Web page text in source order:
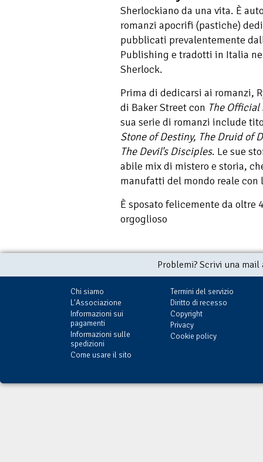
Sherlockiano da una vita. È
romanzi apocrifi (pastiche)
pubblicati prevalentemente
Publishing e tradotti in Italia
Sherlock.
Prima di dedicarsi ai romanzi,
di Baker Street con The Official
sua serie di romanzi include
Stone of Destiny, The Druid of
The Devil's Disciples. Le sue
abile mix di mistero e storia,
manufatti del mondo reale con
È sposato felicemente da oltre
orgoglioso
Problemi? Scrivi una
Chi siamo
L'Associazione
Informazioni sui
pagamenti
Informazioni sulle
spedizioni
Come usare il sito
Termini del servizio
Diritto di recesso
Copyright
Privacy
Cookie policy